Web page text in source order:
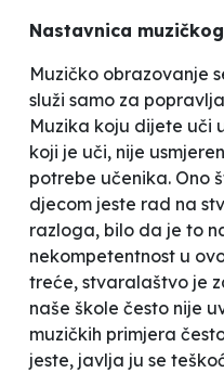
Nastavnica
Muzičko obrazovanje
služi samo za
Muzika koju dijete uči
koji je uči, nije
potrebe učenika. Ono
djecom jeste rad na
razloga, bilo da je to
nekompetentnost u
treće, stvaralaštvo je
naše škole često nije
muzičkih primjera
jeste, javlja ju se